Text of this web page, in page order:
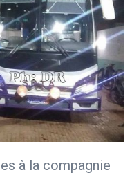
à la compagnie